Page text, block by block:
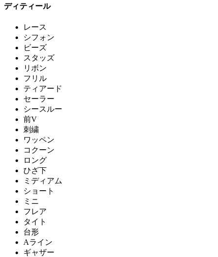
ディティール
レース
シフォン
ビーズ
スタッズ
リボン
フリル
ティアード
セーラー
シースルー
前V
刺繍
ワッペン
コクーン
ロング
ひざ下
ミディアム
ショート
ミニ
フレア
タイト
台形
Aライン
ギャザー